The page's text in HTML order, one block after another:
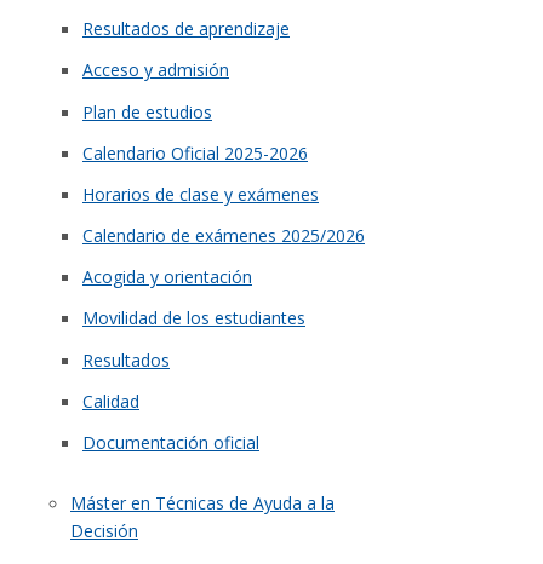
Resultados de aprendizaje
Acceso y admisión
Plan de estudios
Calendario Oficial 2025-2026
Horarios de clase y exámenes
Calendario de exámenes 2025/2026
Acogida y orientación
Movilidad de los estudiantes
Resultados
Calidad
Documentación oficial
Máster en Técnicas de Ayuda a la
Decisión